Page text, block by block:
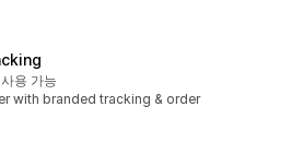
용 가능
with branded tracking & order